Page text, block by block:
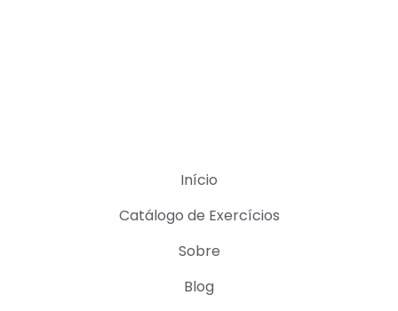
Início
Catálogo de Exercícios
Sobre
Blog